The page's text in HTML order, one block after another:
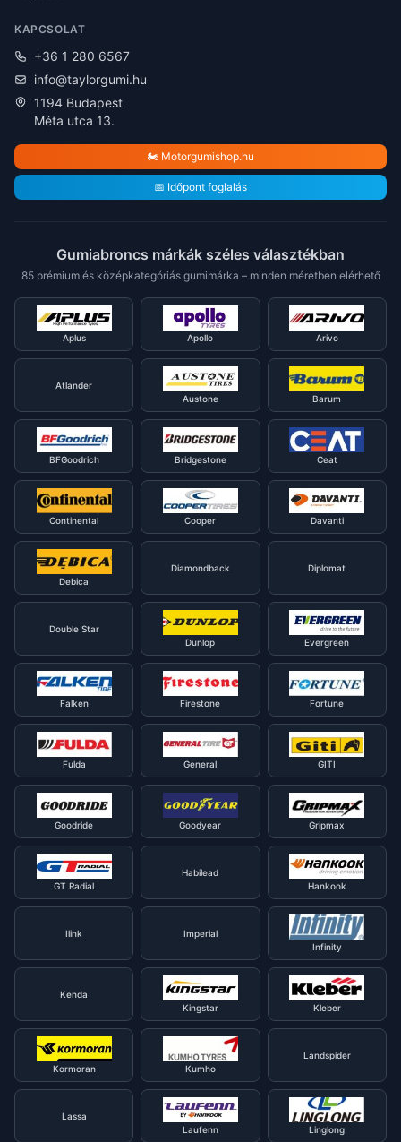
KAPCSOLAT
+36 1 280 6567
info@taylorgumi.hu
1194 Budapest
Méta utca 13.
🏍️ Motorgumishop.hu
📅 Időpont foglalás
Gumiabroncs márkák széles választékban
85 prémium és középkategóriás gumimárka – minden méretben elérhető
Aplus Apollo Arivo
Atlander
Austone
Barum
BFGoodrich Bridgestone Ceat
Continental Cooper Davanti
Debica
Diamondback Diplomat
Double Star
Dunlop
Evergreen
Falken Firestone Fortune
Fulda General GITI
Goodride Goodyear Gripmax
GT Radial
Habilead
Hankook
Ilink
Imperial
Infinity
Kenda
Kingstar
Kleber
Kormoran Kumho
Landspider
Lassa
Laufenn
Linglong